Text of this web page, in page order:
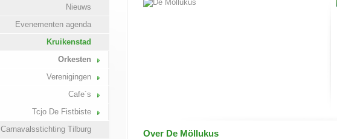
Nieuws
Evenementen agenda
Kruikenstad
Orkesten
Verenigingen
Cafe´s
Tcjo De Fistbiste
Carnavalsstichting Tilburg
Over De Möllukus